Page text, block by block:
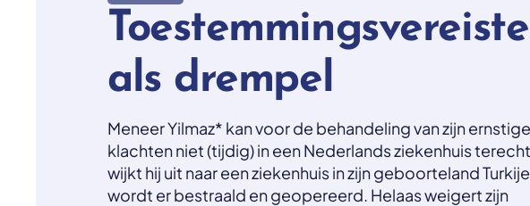
Toestemmingsvereiste
als drempel
Meneer Yilmaz* kan voor de behandeling van zijn ernstige
klachten niet (tijdig) in een Nederlands ziekenhuis
wijkt hij uit naar een ziekenhuis in zijn geboorteland
wordt er bestraald en geopereerd. Helaas weigert zijn